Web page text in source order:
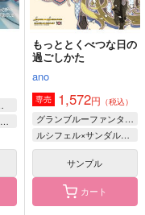
作品詳細
ルシフェル×サンダルフォン
もっととくべつな日の
過ごしかた
ano
専売 1,572円 （税込）
グランブルーファンタジー
ルシフェル×サンダルフォン
サンプル
カート